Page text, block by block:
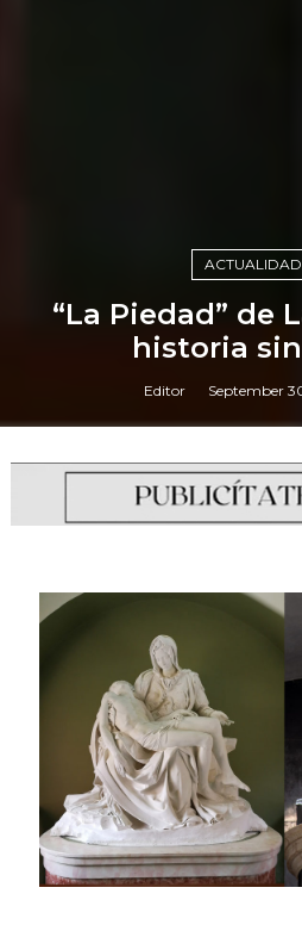
ACTUALIDAD
“La Piedad” de
historia
Editor September